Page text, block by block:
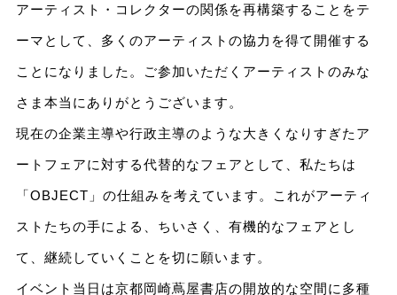
アーティスト・コレクターの関係を再構築することをテ
ーマとして、多くのアーティストの協力を得て開催する
ことになりました。ご参加いただくアーティストのみな
さま本当にありがとうございます。
現在の企業主導や行政主導のような大きくなりすぎたア
ートフェアに対する代替的なフェアとして、私たちは
「OBJECT」の仕組みを考えています。これがアーティ
ストたちの手による、ちいさく、有機的なフェアとし
て、継続していくことを切に願います。
イベント当日は京都岡崎蔦屋書店の開放的な空間に多種